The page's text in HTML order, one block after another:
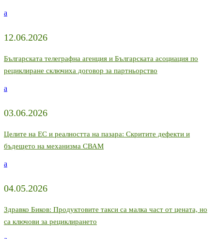
a
12.06.2026
Българската телеграфна агенция и Българската асоциация по
рециклиране сключиха договор за партньорство
a
03.06.2026
Целите на ЕС и реалността на пазара: Скритите дефекти и
бъдещето на механизма СВАМ
a
04.05.2026
Здравко Биков: Продуктовите такси са малка част от цената, но
са ключови за рециклирането